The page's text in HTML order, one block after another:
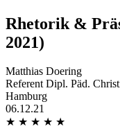
Rhetorik &
2021)
Matthias Doering
Referent Dipl. Päd.
Hamburg
06.12.21
★ ★ ★ ★ ★